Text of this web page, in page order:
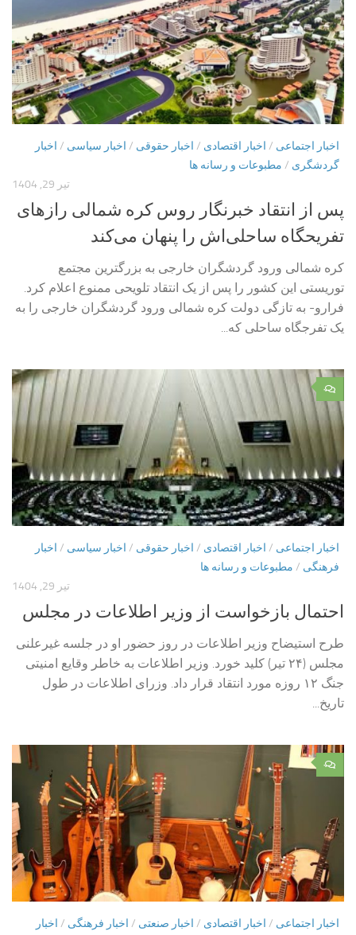
اخبار اجتماعی / اخبار اقتصادی / اخبار حقوقی / اخبار سیاسی / اخبار
گردشگری / مطبوعات و رسانه ها
تیر 29, 1404
پس از انتقاد خبرنگار روس کره شمالی رازهای
تفریحگاه ساحلی‌اش را پنهان می‌کند
کره شمالی ورود گردشگران خارجی به بزرگترین مجتمع
توریستی این کشور را پس از یک انتقاد تلویحی ممنوع اعلام کرد.
فرارو- به تازگی دولت کره شمالی ورود گردشگران خارجی را به
یک تفرجگاه ساحلی که...
۰
اخبار اجتماعی / اخبار اقتصادی / اخبار حقوقی / اخبار سیاسی / اخبار
فرهنگی / مطبوعات و رسانه ها
تیر 29, 1404
احتمال بازخواست از وزیر اطلاعات در مجلس
طرح استیضاح وزیر اطلاعات در روز حضور او در جلسه غیرعلنی
مجلس (۲۴ تیر) کلید خورد. وزیر اطلاعات به خاطر وقایع امنیتی
جنگ ۱۲ روزه مورد انتقاد قرار داد. وزرای اطلاعات در طول
تاریخ...
۰
اخبار اجتماعی / اخبار اقتصادی / اخبار صنعتی / اخبار فرهنگی / اخبار